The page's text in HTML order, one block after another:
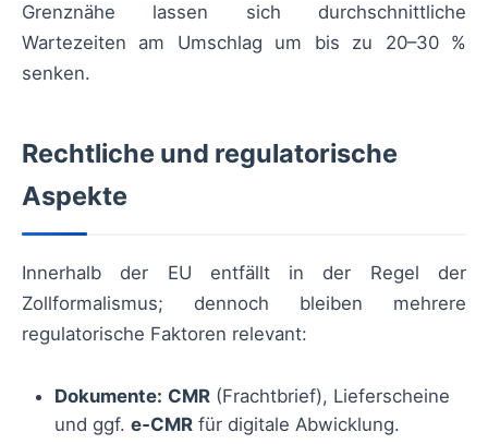
Grenznähe lassen sich durchschnittliche
Wartezeiten am Umschlag um bis zu 20–30 %
senken.
Rechtliche und regulatorische
Aspekte
Innerhalb der EU entfällt in der Regel der
Zollformalismus; dennoch bleiben mehrere
regulatorische Faktoren relevant:
Dokumente: CMR (Frachtbrief), Lieferscheine
und ggf. e‑CMR für digitale Abwicklung.